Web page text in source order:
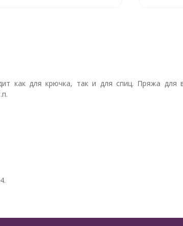
как для крючка, так и для спиц. Пряжа для